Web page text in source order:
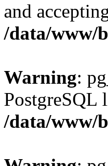
and
/data/www/
Warning:
PostgreSQL
/data/www/